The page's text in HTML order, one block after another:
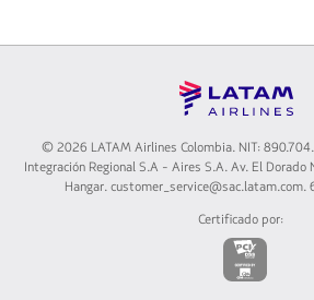
©2026 LATAM Airlines Colombia. NIT:
Integración Regional S.A - Aires S.A. Av. El
Hangar.
Certificado por:
El